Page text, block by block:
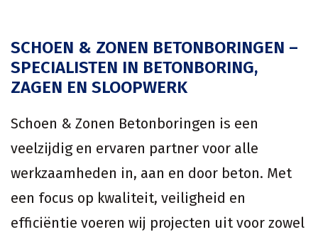
SCHOEN & ZONEN BETONBORINGEN –
SPECIALISTEN IN BETONBORING,
ZAGEN EN SLOOPWERK
Schoen & Zonen Betonboringen is een
veelzijdig en ervaren partner voor alle
werkzaamheden in, aan en door beton. Met
een focus op kwaliteit, veiligheid en
efficiëntie voeren wij projecten uit voor zowel